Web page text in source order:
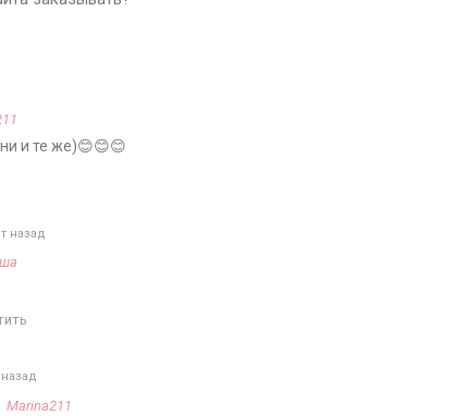
и те же)😊😊😊
назад
Marina211